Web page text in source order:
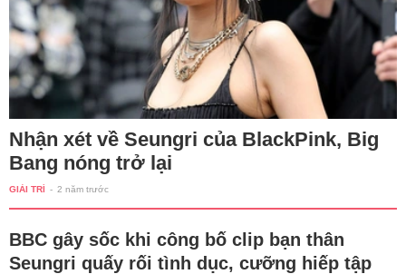
Nhận xét về Seungri của BlackPink, Big
Bang nóng trở lại
GIẢI TRÍ - 2 năm trước
BBC gây sốc khi công bố clip bạn thân
Seungri quấy rối tình dục, cưỡng hiếp tập